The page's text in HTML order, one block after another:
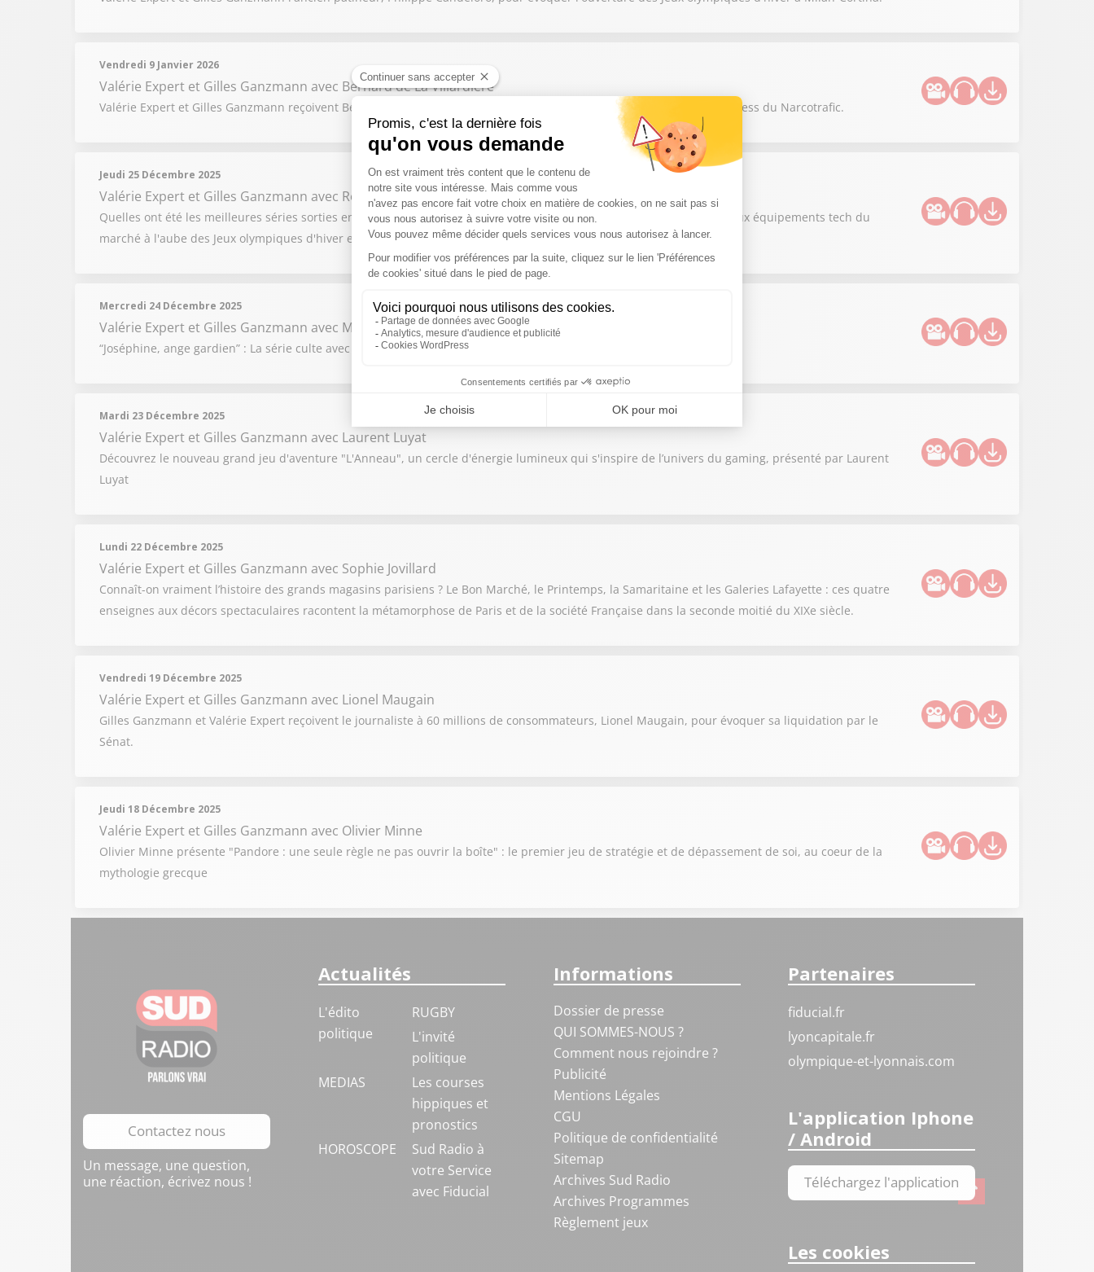
Vendredi 9 Janvier 2026
Valérie Expert et Gilles Ganzmann avec Bernard de La Villardière
Valérie Expert et Gilles Ganzmann reçoivent Bernard de la Villardière à l'occasion de sa nouvelle enquête sur le business du Narcotrafic.
Jeudi 25 Décembre 2025
Valérie Expert et Gilles Ganzmann avec Romain Nigita, Pierre-Nicolas Cléré
Quelles ont été les meilleures séries sorties en 2025 et celles à voir absolument en 2026 ? Puis quels sont les nouveaux équipements tech du
marché à l'aube des Jeux olympiques d'hiver et du Mondial de football 2026 ?
Mercredi 24 Décembre 2025
Valérie Expert et Gilles Ganzmann avec Mimie Mathy
“Joséphine, ange gardien” : La série culte avec Mimie Mathy de retour en inédit après 2 ans d’absence sur TF1
Mardi 23 Décembre 2025
Valérie Expert et Gilles Ganzmann avec Laurent Luyat
Découvrez le nouveau grand jeu d'aventure "L'Anneau", un cercle d'énergie lumineux qui s'inspire de l’univers du gaming, présenté par Laurent
Luyat
Lundi 22 Décembre 2025
Valérie Expert et Gilles Ganzmann avec Sophie Jovillard
Connaît-on vraiment l’histoire des grands magasins parisiens ? Le Bon Marché, le Printemps, la Samaritaine et les Galeries Lafayette : ces quatre
enseignes aux décors spectaculaires racontent la métamorphose de Paris et de la société Française dans la seconde moitié du XIXe siècle.
Vendredi 19 Décembre 2025
Valérie Expert et Gilles Ganzmann avec Lionel Maugain
Gilles Ganzmann et Valérie Expert reçoivent le journaliste à 60 millions de consommateurs, Lionel Maugain, pour évoquer sa liquidation par le
Sénat.
Jeudi 18 Décembre 2025
Valérie Expert et Gilles Ganzmann avec Olivier Minne
Olivier Minne présente "Pandore : une seule règle ne pas ouvrir la boîte" : le premier jeu de stratégie et de dépassement de soi, au coeur de la
mythologie grecque
Contactez nous
Un message, une question,
une réaction, écrivez nous !
Actualités
L'édito
politique
RUGBY
L'invité
politique
MEDIAS
Les courses
hippiques et
pronostics
HOROSCOPE
Sud Radio à
votre Service
avec Fiducial
Informations
Dossier de presse
QUI SOMMES-NOUS ?
Comment nous rejoindre ?
Publicité
Mentions Légales
CGU
Politique de confidentialité
Sitemap
Archives Sud Radio
Archives Programmes
Règlement jeux
Partenaires
fiducial.fr
lyoncapitale.fr
olympique-et-lyonnais.com
L'application Iphone
/ Android
Téléchargez l'application
Les cookies